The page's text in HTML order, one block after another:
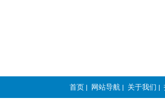
首页 | 网站导航 | 关于我们 |